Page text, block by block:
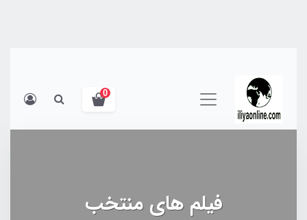
0
فیلم‌ های منتخب